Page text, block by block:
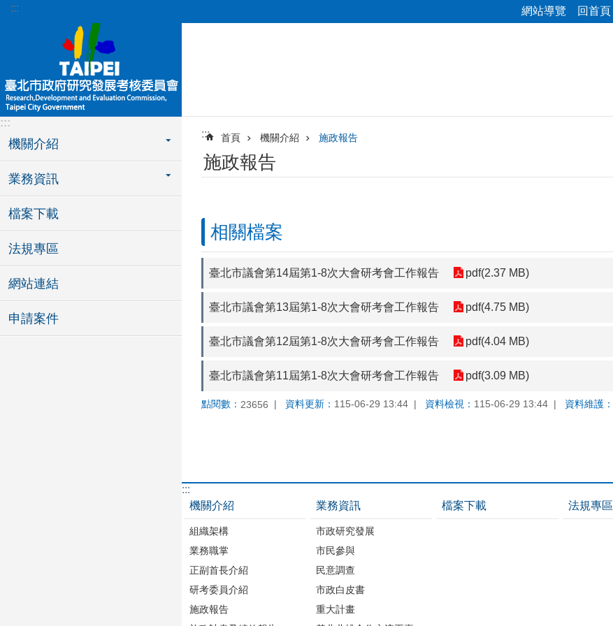
跳到主要內容區塊
::: 網站導覽 回首頁
:::
機關介紹
業務資訊
檔案下載
法規專區
網站連結
申請案件
::: 首頁 機關介紹 施政報告
施政報告
相關檔案
臺北市議會第14屆第1-8次大會研考會工作報告 pdf(2.37 MB)
臺北市議會第13屆第1-8次大會研考會工作報告 pdf(4.75 MB)
臺北市議會第12屆第1-8次大會研考會工作報告 pdf(4.04 MB)
臺北市議會第11屆第1-8次大會研考會工作報告 pdf(3.09 MB)
點閱數： 23656 資料更新： 115-06-29 13:44 資料檢視： 115-06-29 13:44 資料維護：
:::
機關介紹
組織架構
業務職掌
正副首長介紹
研考委員介紹
施政報告
業務資訊
市政研究發展
市民參與
民意調查
市政白皮書
重大計畫
檔案下載 法規專區